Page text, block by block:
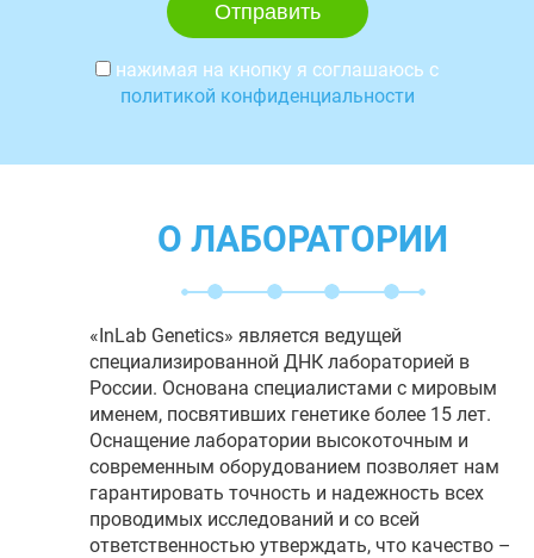
нажимая на кнопку я соглашаюсь с
политикой конфиденциальности
О ЛАБОРАТОРИИ
«InLab Genetics» является ведущей
специализированной ДНК лабораторией в
России. Основана специалистами с мировым
именем, посвятивших генетике более 15 лет.
Оснащение лаборатории высокоточным и
современным оборудованием позволяет нам
гарантировать точность и надежность всех
проводимых исследований и со всей
ответственностью утверждать, что качество –